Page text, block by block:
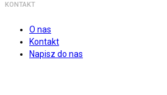
KONTAKT
O nas
Kontakt
Napisz do nas